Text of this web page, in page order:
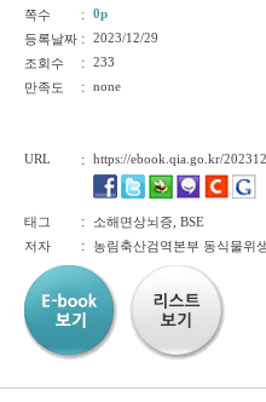
쪽수 :
0p
등록날짜 :
2023/12/29
조회수
:
233
만족도
: none
URL : https://ebook.qia.go.kr/
태그 :
소해면상뇌증, BSE
저자
: 농림축산검역본부 동식물위